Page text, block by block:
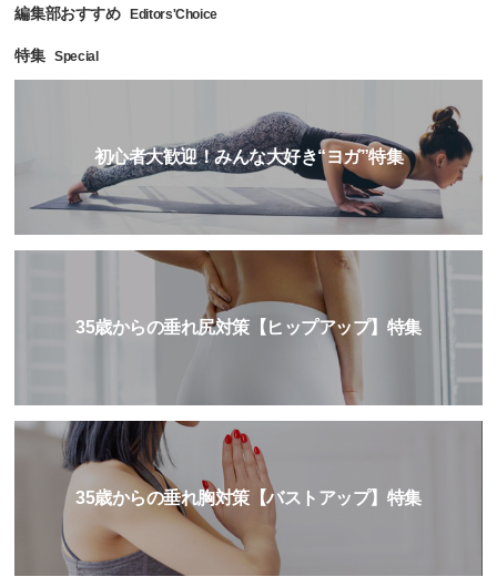
編集部おすすめ Editors'Choice
特集 Special
初心者大歓迎！みんな大好き“ヨガ”特集
35歳からの垂れ尻対策【ヒップアップ】特集
35歳からの垂れ胸対策【バストアップ】特集